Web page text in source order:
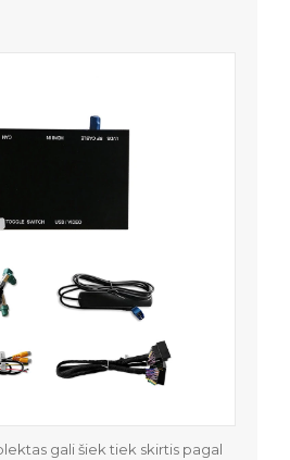
gali šiek tiek skirtis pagal